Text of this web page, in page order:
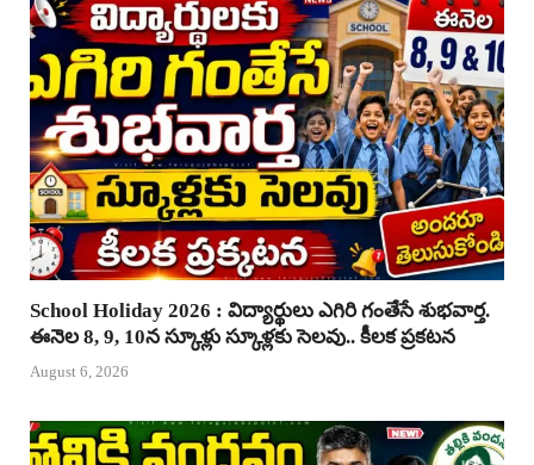
School Holiday 2026 : విద్యార్థులు ఎగిరి గంతేసే శుభవార్త.
ఈనెల 8, 9, 10న స్కూళ్లు స్కూళ్లకు సెలవు.. కీలక ప్రకటన
August 6, 2026